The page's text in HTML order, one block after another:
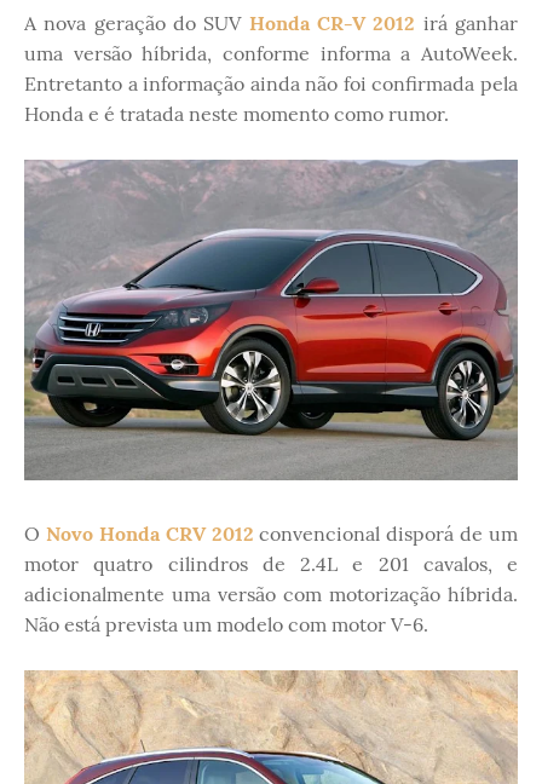
A nova geração do SUV Honda CR-V 2012 irá ganhar
uma versão híbrida, conforme informa a AutoWeek.
Entretanto a informação ainda não foi confirmada pela
Honda e é tratada neste momento como rumor.
O Novo Honda CRV 2012 convencional disporá de um
motor quatro cilindros de 2.4L e 201 cavalos, e
adicionalmente uma versão com motorização híbrida.
Não está prevista um modelo com motor V-6.